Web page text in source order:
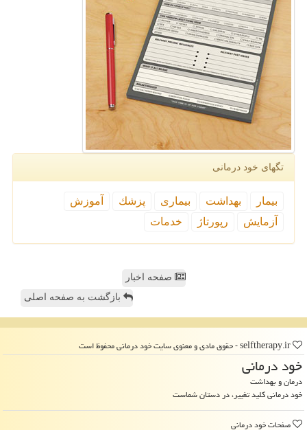
تگهای خود درمانی
بیمار بهداشت بیماری پزشك
آموزش
آزمایش
رپورتاژ خدمات
صفحه اخبار
بازگشت به صفحه اصلی
خود درمانی
درمان و بهداشت
خود درمانی کلید تغییر، در دستان شماست
صفحات خود درمانی